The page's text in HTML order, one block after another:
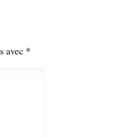
avec *